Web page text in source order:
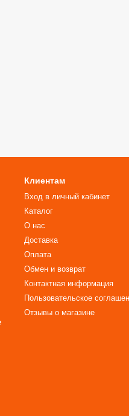
Клиентам
Вход в личный кабинет
Каталог
О нас
Доставка
Оплата
Обмен и возврат
Контактная информация
Пользовательское
Отзывы о магазине